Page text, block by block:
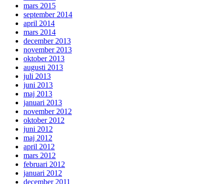
mars 2015
september 2014
april 2014
mars 2014
december 2013
november 2013
oktober 2013
augusti 2013
juli 2013
juni 2013
maj 2013
januari 2013
november 2012
oktober 2012
juni 2012
maj 2012
april 2012
mars 2012
februari 2012
januari 2012
december 2011